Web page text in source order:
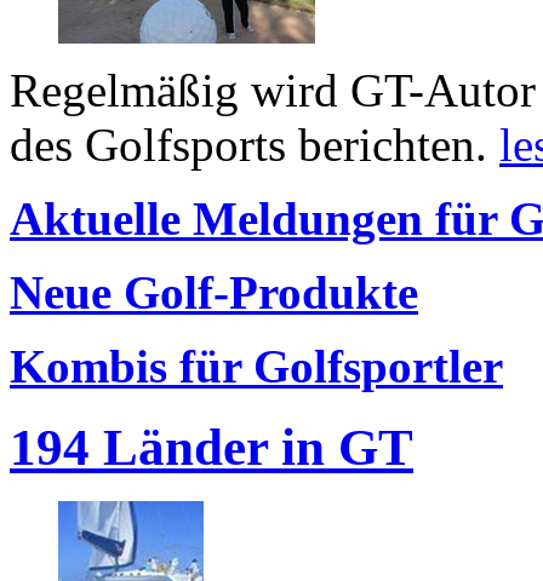
Regelmäßig wird GT-
des Golfsports berichten.
Aktuelle Meldungen für
Neue Golf-Produkte
Kombis für Golfsportler
194 Länder in GT